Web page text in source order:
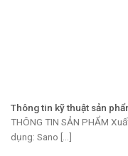
Thông tin kỹ thuật sản
THÔNG TIN SẢN PHẨM
dụng: Sano [...]